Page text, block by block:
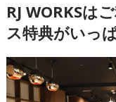
RJ WORKSは
ス特典がいっ